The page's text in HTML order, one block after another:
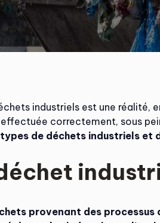
industriels est une
correctement, sous
de déchets industriels et
provenant des